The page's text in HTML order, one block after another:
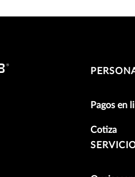
Pagos en
Cotiza